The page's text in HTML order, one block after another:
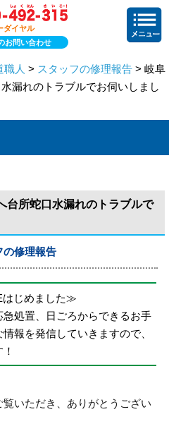
ダイヤル
お問い合わせ
職人 > スタッフの修理報告 > 岐阜
漏れのトラブルでお伺いしまし
台所蛇口水漏れのトラブルで
の修理報告
はじめました≫
処置、日ごろからできるお手
報を発信していきますので、
いただき、ありがとうござい